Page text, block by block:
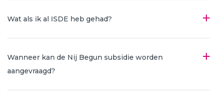
Wat als ik al ISDE heb gehad?
Wanneer kan de Nij Begun subsidie worden
aangevraagd?